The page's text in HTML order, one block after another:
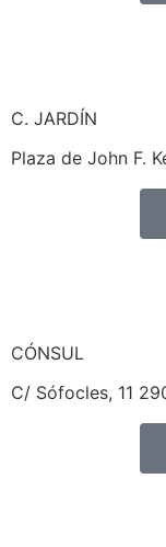
C. JARDÍN
Plaza de John F.
CÓNSUL
C/ Sófocles, 11